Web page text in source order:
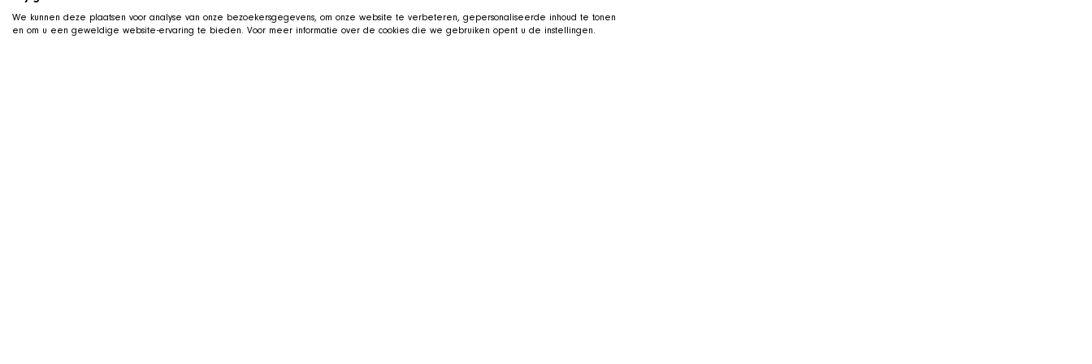
We kunnen deze plaatsen voor analyse van onze bezoekersgegevens, om onze website te verbeteren, gepersonaliseerde inhoud te tonen
en om u een geweldige website-ervaring te bieden. Voor meer informatie over de cookies die we gebruiken opent u de instellingen.